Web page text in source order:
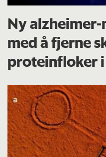
Ny
med å fjerne
proteinfloker